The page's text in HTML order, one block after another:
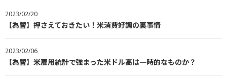
2023/02/20
【為替】押さえておきたい！米消費好調の裏事情
2023/02/06
【為替】米雇用統計で強まった米ドル高は一時的なものか？